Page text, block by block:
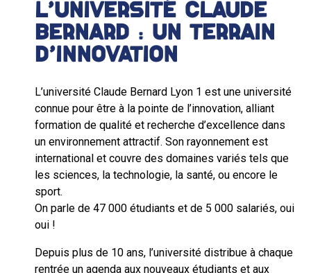
L’UNIVERSITÉ CLAUDE
BERNARD : UN TERRAIN
D’INNOVATION
L’université Claude Bernard Lyon 1 est une université
connue pour être à la pointe de l’innovation, alliant
formation de qualité et recherche d’excellence dans
un environnement attractif. Son rayonnement est
international et couvre des domaines variés tels que
les sciences, la technologie, la santé, ou encore le
sport.
On parle de 47 000 étudiants et de 5 000 salariés, oui
oui !
Depuis plus de 10 ans, l’université distribue à chaque
rentrée un agenda aux nouveaux étudiants et aux